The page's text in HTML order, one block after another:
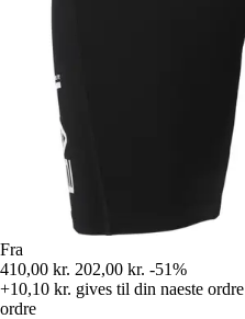
Fra
410,00 kr. 202,00 kr. -51%
+10,10 kr. gives til din naeste ordre
ordre